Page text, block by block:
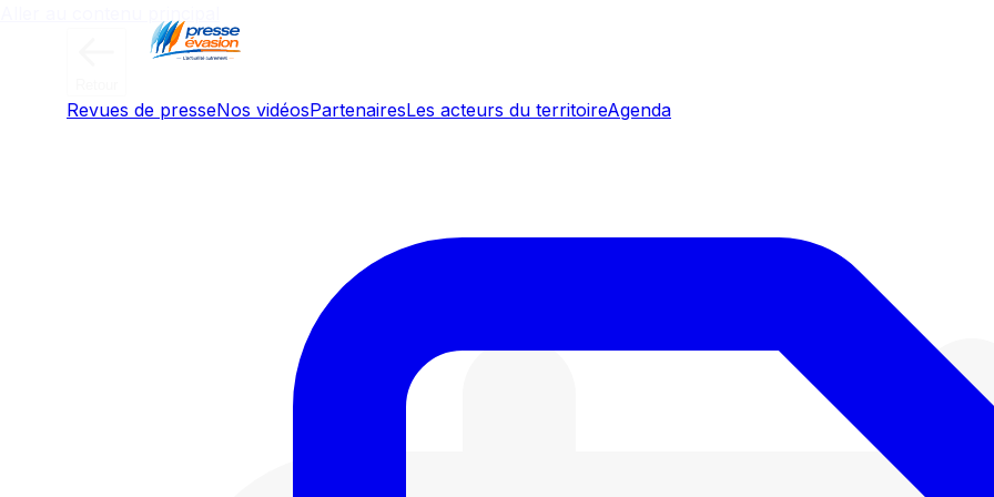
Revues de presseNos vidéosPartenairesLes acteurs du territoireAgenda